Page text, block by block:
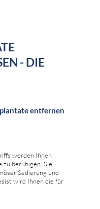
- DIE
entfernen
werden Ihnen
zu beruhigen. Sie
Sedierung und
wird Ihnen die für